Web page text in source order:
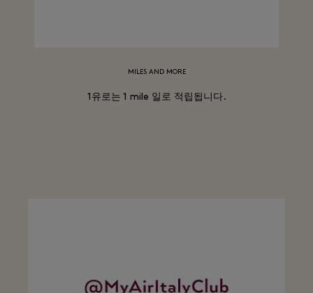
MILES AND MORE
1유로는 1 mile 일로 적립됩니다.